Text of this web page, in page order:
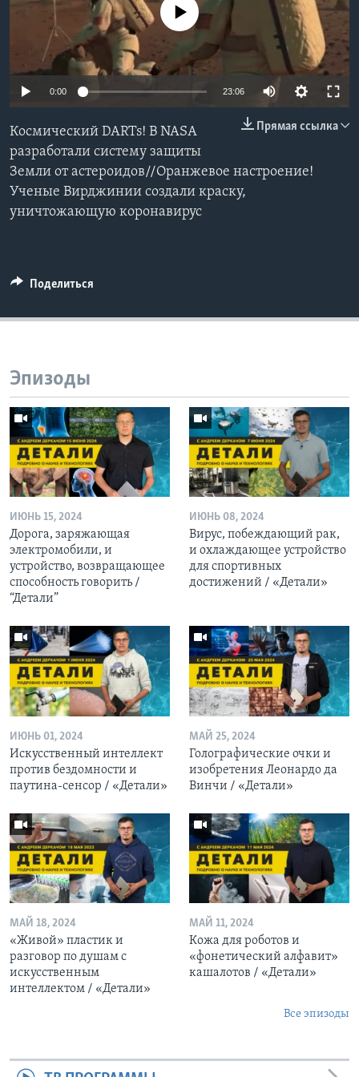
Learning English
СОЦИАЛЬНЫЕ СЕТИ
Языки
No media source currently available
0:00 23:06
Прямая ссылка
Космический DARTs! В NASA
разработали систему защиты
Земли от астероидов//Оранжевое настроение!
Ученые Вирджинии создали краску,
уничтожающую коронавирус
Поделиться
Эпизоды
ИЮНЬ 15, 2024
Дорога, заряжающая
электромобили, и
устройство, возвращающее
способность говорить /
“Детали”
ИЮНЬ 08, 2024
Вирус, побеждающий рак,
и охлаждающее устройство
для спортивных
достижений / «Детали»
ИЮНЬ 01, 2024
Искусственный интеллект
против бездомности и
паутина-сенсор / «Детали»
МАЙ 25, 2024
Голографические очки и
изобретения Леонардо да
Винчи / «Детали»
МАЙ 18, 2024
«Живой» пластик и
разговор по душам с
искусственным
интеллектом / «Детали»
МАЙ 11, 2024
Кожа для роботов и
«фонетический алфавит»
кашалотов / «Детали»
Все эпизоды